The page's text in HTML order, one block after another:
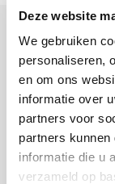
Deze website
We gebruiken
personaliseren,
en om ons
informatie over
partners voor
partners
informatie die u
verzameld op
+31 23 205
info@bruut.nl
Contact
Open 12:00 -
OPENINGSTIJDEN